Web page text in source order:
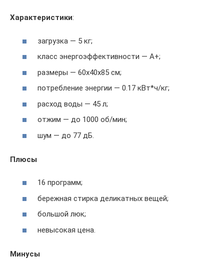
Характеристики:
загрузка — 5 кг;
класс энергоэффективности — А+;
размеры — 60x40x85 см;
потребление энергии — 0.17 кВт*ч/кг;
расход воды — 45 л;
отжим — до 1000 об/мин;
шум — до 77 дБ.
Плюсы
16 программ;
бережная стирка деликатных вещей;
большой люк;
невысокая цена.
Минусы